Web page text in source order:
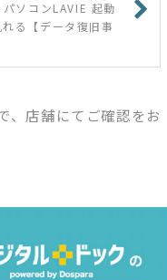
パソコンLAVIE 起動
る【データ復旧事
、店舗にてご確認をお